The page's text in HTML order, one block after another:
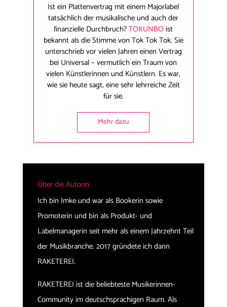
Ist ein Plattenvertrag mit einem Majorlabel
tatsächlich der musikalische und auch der
finanzielle Durchbruch?TOKUNBOist
bekannt als die Stimme von Tok Tok Tok. Sie
unterschrieb vor vielen Jahren einen Vertrag
bei Universal – vermutlich ein Traum von
vielen Künstlerinnen und Künstlern. Es war,
wie sie heute sagt, eine sehr lehrreiche Zeit
für sie.
Mehr dazu
Über die Autorin
Ich bin Imke und war als Bookerin sowie
Promoterin und bin als Produkt- und
Labelmanagerin seit mehr als einem Jahrzehnt Teil
der Musikbranche. 2017 gründete ich dann
RAKETEREI.
RAKETEREI ist die beliebteste Musikerinnen-
Community im deutschsprachigen Raum. Als